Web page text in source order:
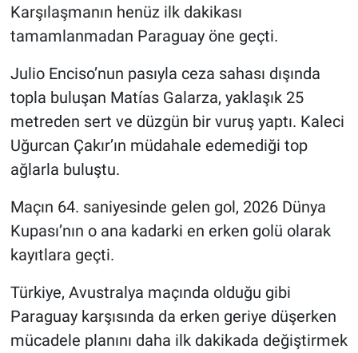
Karşılaşmanın henüz ilk dakikası
tamamlanmadan Paraguay öne geçti.
Julio Enciso’nun pasıyla ceza sahası dışında
topla buluşan Matías Galarza, yaklaşık 25
metreden sert ve düzgün bir vuruş yaptı. Kaleci
Uğurcan Çakır’ın müdahale edemediği top
ağlarla buluştu.
Maçın 64. saniyesinde gelen gol, 2026 Dünya
Kupası’nın o ana kadarki en erken golü olarak
kayıtlara geçti.
Türkiye, Avustralya maçında olduğu gibi
Paraguay karşısında da erken geriye düşerken
mücadele planını daha ilk dakikada değiştirmek